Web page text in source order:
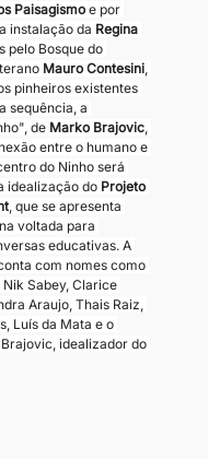
Paisagismo e por
instalação da Regina
pelo Bosque do
Mauro Contesini,
pinheiros existentes
sequência, a
de Marko Brajovic,
entre o humano e
do Ninho será
idealização do Projeto
, que se apresenta
voltada para
educativas. A
com nomes como
Sabey, Clarice
Araujo, Thais Raiz,
Luís da Mata e o
idealizador do